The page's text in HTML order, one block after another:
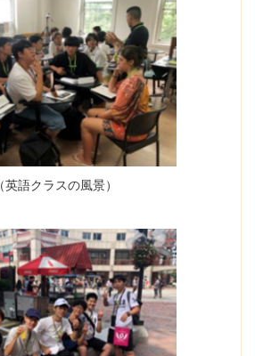
（英語クラスの風景）